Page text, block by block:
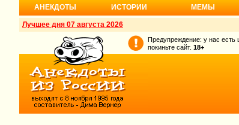
АНЕКДОТЫ ИСТОРИИ МЕМЫ
Лучшее дня 07 августа 2026
Предупреждение: у нас есть
покиньте сайт. 18+